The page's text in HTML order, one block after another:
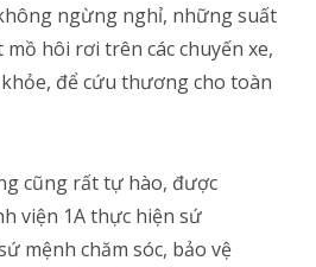
ngừng nghỉ, những suất
hôi rơi trên các chuyến xe,
để cứu thương cho toàn
cũng rất tự hào, được
viện 1A thực hiện sứ
mệnh chăm sóc, bảo vệ